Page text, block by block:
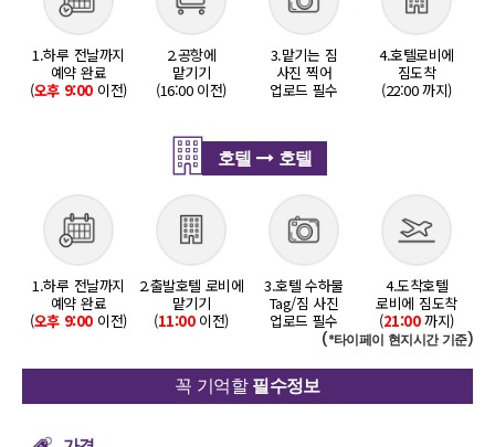
1.하루 전날까지
예약 완료
(오후 9:00 이전)
2.공항에
맡기기
(16:00 이전)
3.맡기는 짐
사진 찍어
업로드 필수
4.호텔로비에
짐도착
(22:00 까지)
호텔 호텔
1.하루 전날까지
예약 완료
(오후 9:00 이전)
2.출발호텔 로비에
맡기기
(11:00이전)
3.호텔 수하물
Tag/짐 사진
업로드 필수
4.도착호텔
로비에 짐도착
(21:00까지)
(*타이페이 현지시간 기준)
꼭 기억할필수정보